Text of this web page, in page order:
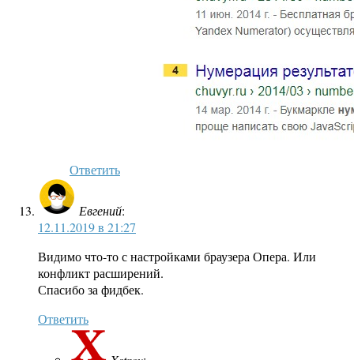
Ответить
Евгений:
12.11.2019 в 21:27
Видимо что-то с настройками браузера Опера. Или
конфликт расширений.
Спасибо за фидбек.
Ответить